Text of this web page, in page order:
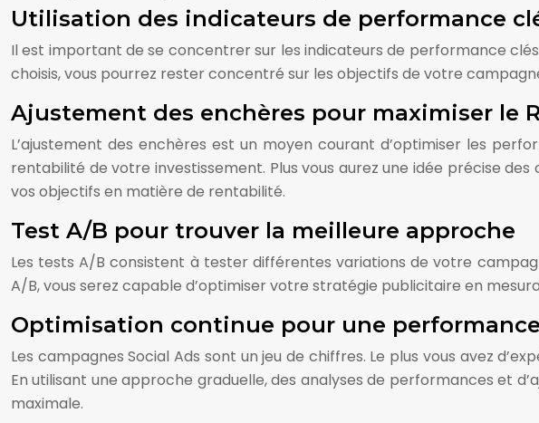
Utilisation des indicateurs de performance
Il est important de se concentrer sur les indicateurs de performance
choisis, vous pourrez rester concentré sur les objectifs de votre
Ajustement des enchères pour maximiser le
L’ajustement des enchères est un moyen courant d’optimiser les
rentabilité de votre investissement. Plus vous aurez une idée précise
vos objectifs en matière de rentabilité.
Test A/B pour trouver la meilleure approche
Les tests A/B consistent à tester différentes variations de votre
A/B, vous serez capable d’optimiser votre stratégie publicitaire en
Optimisation continue pour une
Les campagnes Social Ads sont un jeu de chiffres. Le plus vous avez
En utilisant une approche graduelle, des analyses de performances et
maximale.